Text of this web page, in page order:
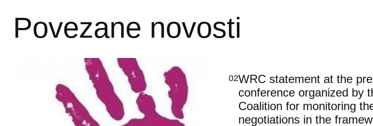
Povezane novosti
02WRC statement at the
conference organized by
Coalition for monitoring
negotiations in the